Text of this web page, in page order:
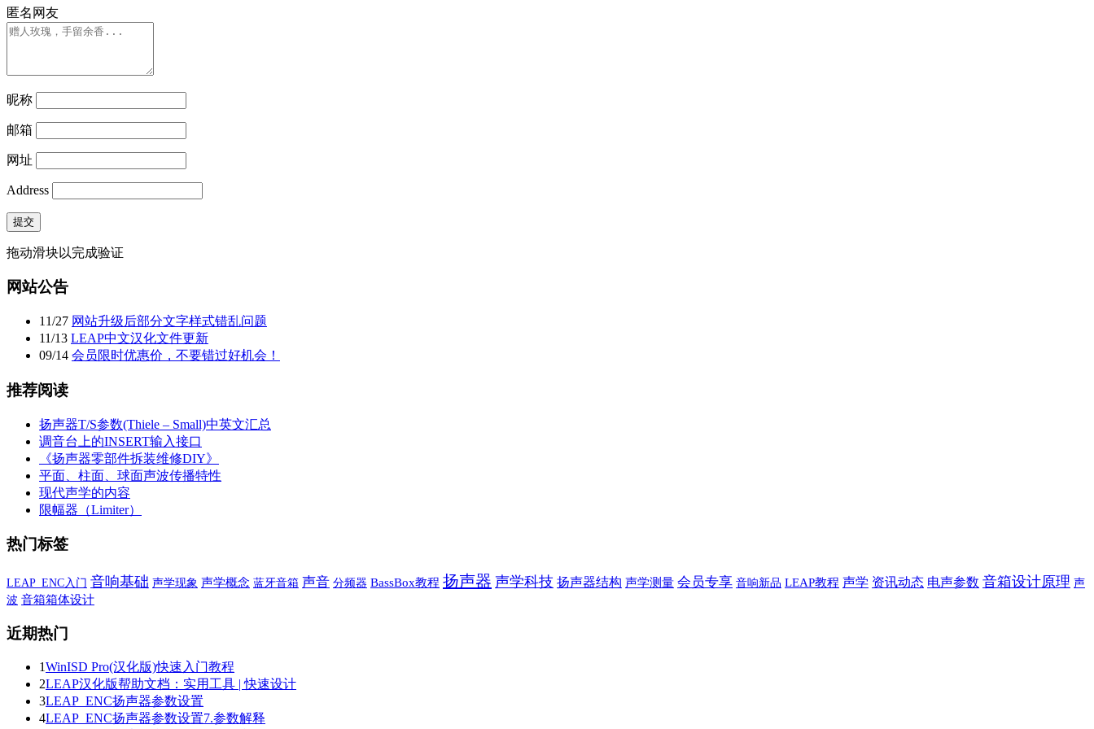
匿名网友
昵称
邮箱
网址
Address
提交
拖动滑块以完成验证
网站公告
11/27 网站升级后部分文字样式错乱问题
11/13 LEAP中文汉化文件更新
09/14 会员限时优惠价，不要错过好机会！
推荐阅读
扬声器T/S参数(Thiele – Small)中英文汇总
调音台上的INSERT输入接口
《扬声器零部件拆装维修DIY》
平面、柱面、球面声波传播特性
现代声学的内容
限幅器（Limiter）
热门标签
LEAP_ENC入门 音响基础 声学现象 声学概念 蓝牙音箱 声音 分频器 BassBox教程 扬声器 声学科技 扬声器结构 声学测量 会员专享 音响新品 LEAP教程 声学 资讯动态 电声参数 音箱设计原理 声
波 音箱箱体设计
近期热门
1WinISD Pro(汉化版)快速入门教程
2LEAP汉化版帮助文档：实用工具 | 快速设计
3LEAP_ENC扬声器参数设置
4LEAP_ENC扬声器参数设置7.参数解释